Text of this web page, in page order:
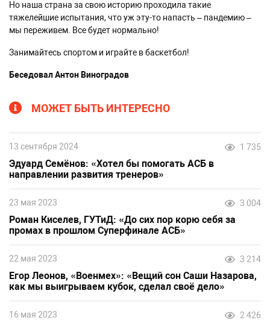
Но наша страна за свою историю проходила такие
тяжелейшие испытания, что уж эту-то напасть – пандемию –
мы переживем. Все будет нормально!
Занимайтесь спортом и играйте в баскетбол!
Беседовал Антон Виноградов
МОЖЕТ БЫТЬ ИНТЕРЕСНО
13 сентября 2024 1 735
Эдуард Семёнов: «Хотел бы помогать АСБ в
направлении развития тренеров»
23 мая 2023 3 004
Роман Киселев, ГУТиД: «До сих пор корю себя за
промах в прошлом Суперфинале АСБ»
22 мая 2023 3 214
Егор Леонов, «Военмех»: «Вещий сон Саши Назарова,
как мы выигрываем кубок, сделал своё дело»
16 мая 2023 2 426